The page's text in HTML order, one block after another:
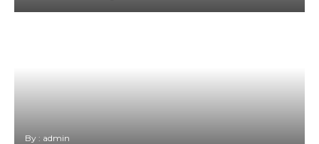
By : admin